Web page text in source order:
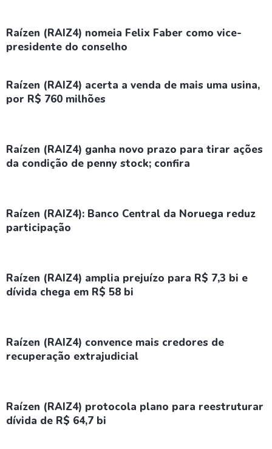
Raízen (RAIZ4) nomeia Felix Faber como vice-
presidente do conselho
Raízen (RAIZ4) acerta a venda de mais uma usina,
por R$ 760 milhões
Raízen (RAIZ4) ganha novo prazo para tirar ações
da condição de penny stock; confira
Raízen (RAIZ4): Banco Central da Noruega reduz
participação
Raízen (RAIZ4) amplia prejuízo para R$ 7,3 bi e
dívida chega em R$ 58 bi
Raízen (RAIZ4) convence mais credores de
recuperação extrajudicial
Raízen (RAIZ4) protocola plano para reestruturar
dívida de R$ 64,7 bi